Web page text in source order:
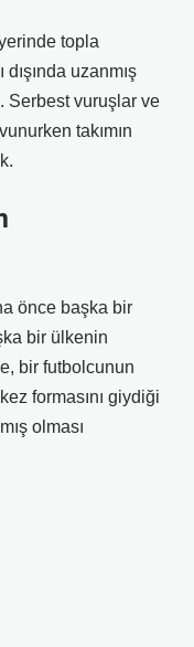
topla
uzanmış
Serbest vuruşlar ve
takımın
önce başka bir
bir ülkenin
bir futbolcunun
formasını giydiği
olması